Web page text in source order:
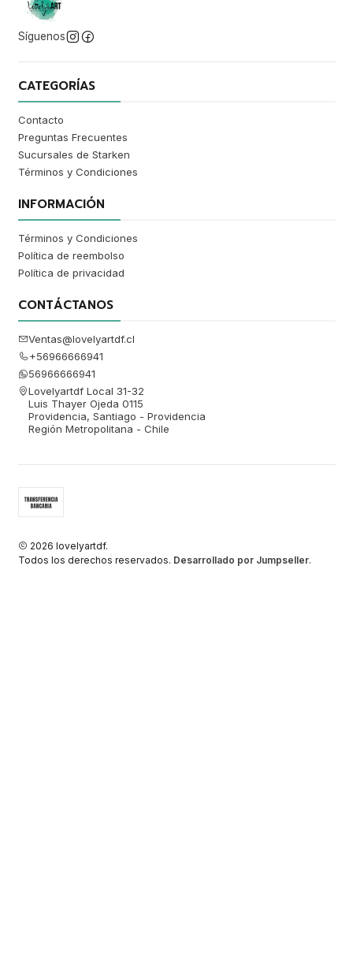
Síguenos
CATEGORÍAS
Contacto
Preguntas Frecuentes
Sucursales de Starken
Términos y Condiciones
INFORMACIÓN
Términos y Condiciones
Política de reembolso
Política de privacidad
CONTÁCTANOS
Ventas@lovelyartdf.cl
+56966666941
56966666941
Lovelyartdf Local 31-32
Luis Thayer Ojeda 0115
Providencia, Santiago - Providencia
Región Metropolitana - Chile
2026 lovelyartdf.
Todos los derechos reservados. Desarrollado por Jumpseller.